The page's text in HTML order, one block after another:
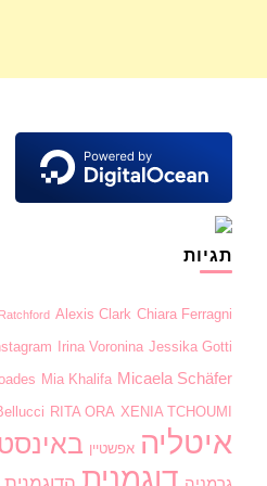
תגיות
Alexis Clark Chiara Ferragni
Irina Voronina Jessika Gotti
Mia Khalifa Micaela Schäfer
RITA ORA XENIA TCHOUMI
איטליה אפשטיין
דוגמנית